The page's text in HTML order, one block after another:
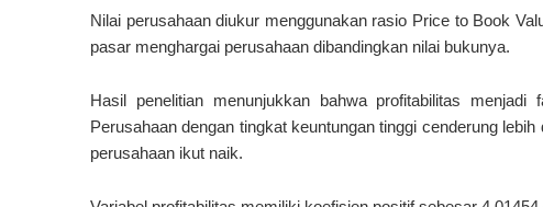
Nilai perusahaan diukur menggunakan rasio Price to Book
pasar menghargai perusahaan dibandingkan nilai bukunya.
Hasil penelitian menunjukkan bahwa profitabilitas
Perusahaan dengan tingkat keuntungan tinggi cenderung
perusahaan ikut naik.